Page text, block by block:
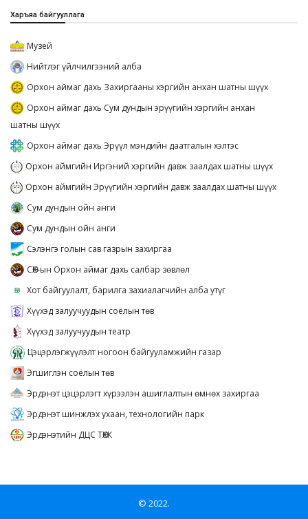
Харъяа байгууллага
Музей
Нийтлэг үйлчилгээний алба
Орхон аймаг дахь Захиргааны хэргийн анхан шатны шүүх
Орхон аймаг дахь Сум дундын эрүүгийн хэргийн анхан
шатны шүүх
Орхон аймаг дахь Эрүүл мэндийн даатгалын хэлтэс
Орхон аймгийн Иргэний хэргийн давж заалдах шатны шүүх
Орхон аймгийн Эрүүгийн хэргийн давж заалдах шатны шүүх
Сум дундын ойн анги
Сум дундын ойн анги
Сэлэнгэ голын сав газрын захиргаа
СӨХ-ын Орхон аймаг дахь салбар зөвлөл
Хот байгуулалт, барилга захиалагчийн алба утүг
Хүүхэд залуучуудын соёлын төв
Хүүхэд залуучуудын театр
Цэцэрлэгжүүлэлт ногоон байгууламжийн газар
Эгшиглэн соёлын төв
Эрдэнэт цэцэрлэгт хүрээлэн ашиглалтын өмнөх захиргаа
Эрдэнэт шинжлэх ухаан, технологийн парк
Эрдэнэтийн ДЦС ТӨХК
© 2022.